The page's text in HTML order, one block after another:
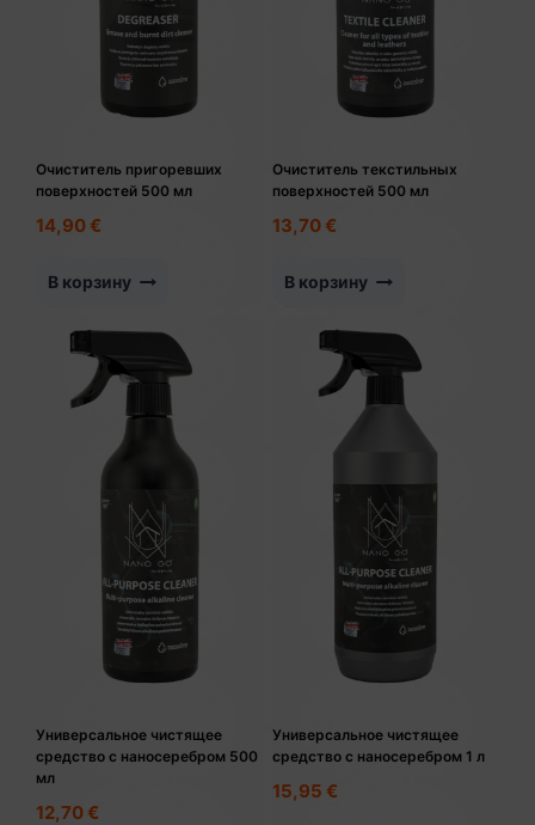
Очиститель пригоревших
поверхностей 500 мл
14,90€
В корзину
Очиститель текстильных
поверхностей 500 мл
13,70€
В корзину
Универсальное чистящее
средство с наносеребром 500
мл
12,70€
Универсальное чистящее
средство с наносеребром 1 л
15,95 €